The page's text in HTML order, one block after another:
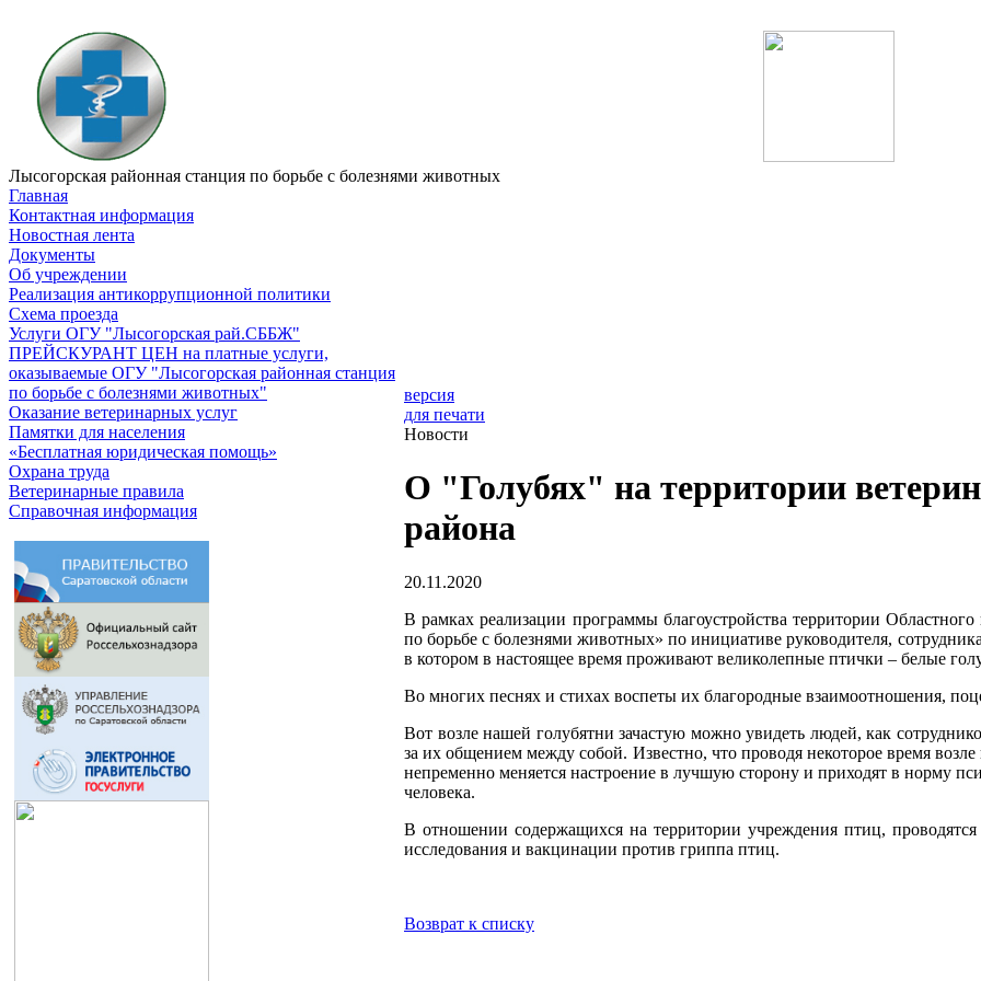
Лысогорская районная станция по борьбе с болезнями животных
Главная
Контактная информация
Новостная лента
Документы
Об учреждении
Реализация антикоррупционной политики
Схема проезда
Услуги ОГУ "Лысогорская рай.СББЖ"
ПРЕЙСКУРАНТ ЦЕН на платные услуги,
оказываемые ОГУ "Лысогорская районная станция
по борьбе с болезнями животных"
Оказание ветеринарных услуг
Памятки для населения
«Бесплатная юридическая помощь»
Охрана труда
Ветеринарные правила
Справочная информация
версия
для печати
Новости
О "Голубях" на территории
района
20.11.2020
В рамках реализации программы благоустройства территории
по борьбе с болезнями животных» по инициативе руководителя,
в котором в настоящее время проживают великолепные птички – белые
Во многих песнях и стихах воспеты их благородные взаимоотношения,
Вот возле нашей голубятни зачастую можно увидеть людей, как
за их общением между собой. Известно, что проводя некоторое время
непременно меняется настроение в лучшую сторону и приходят в норму
человека.
В отношении содержащихся на территории учреждения птиц,
исследования и вакцинации против гриппа птиц.
Возврат к списку